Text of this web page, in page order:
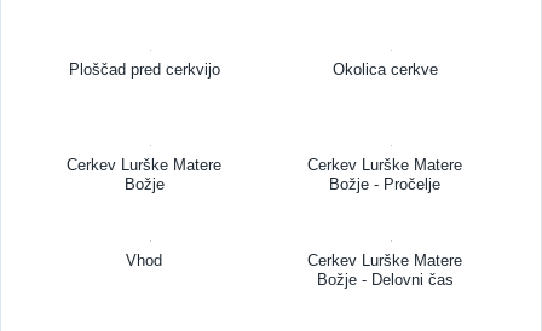
Ploščad pred cerkvijo Okolica cerkve
Cerkev Lurške Matere
Božje
Cerkev Lurške Matere
Božje - Pročelje
Vhod
Cerkev Lurške Matere
Božje - Delovni čas